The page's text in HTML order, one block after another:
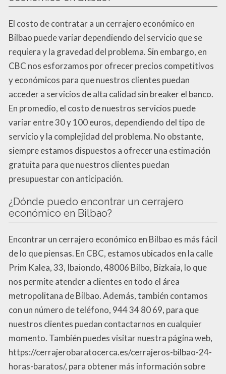
El costo de contratar a un cerrajero económico en
Bilbao puede variar dependiendo del servicio que se
requiera y la gravedad del problema. Sin embargo, en
CBC nos esforzamos por ofrecer precios competitivos
y económicos para que nuestros clientes puedan
acceder a servicios de alta calidad sin breaker el banco.
En promedio, el costo de nuestros servicios puede
variar entre 30 y 100 euros, dependiendo del tipo de
servicio y la complejidad del problema. No obstante,
siempre estamos dispuestos a ofrecer una estimación
gratuita para que nuestros clientes puedan
presupuestar con anticipación.
¿Dónde puedo encontrar un cerrajero
económico en Bilbao?
Encontrar un cerrajero económico en Bilbao es más fácil
de lo que piensas. En CBC, estamos ubicados en la calle
Prim Kalea, 33, Ibaiondo, 48006 Bilbo, Bizkaia, lo que
nos permite atender a clientes en todo el área
metropolitana de Bilbao. Además, también contamos
con un número de teléfono, 944 34 80 69, para que
nuestros clientes puedan contactarnos en cualquier
momento. También puedes visitar nuestra página web,
https://cerrajerobaratocerca.es/cerrajeros-bilbao-24-
horas-baratos/, para obtener más información sobre